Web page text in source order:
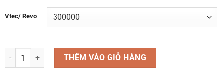
Vtec/ Revo
Chân chống nghiêng Chống ngang Honda CB400 92-98 Vtec / Revo
THÊM VÀO GIỎ HÀNG